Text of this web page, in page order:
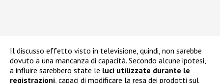
Il discusso effetto visto in televisione, quindi, non sarebbe
dovuto a una mancanza di capacità. Secondo alcune ipotesi,
a influire sarebbero state le luci utilizzate durante le
registrazioni, capaci di modificare la resa dei prodotti sul